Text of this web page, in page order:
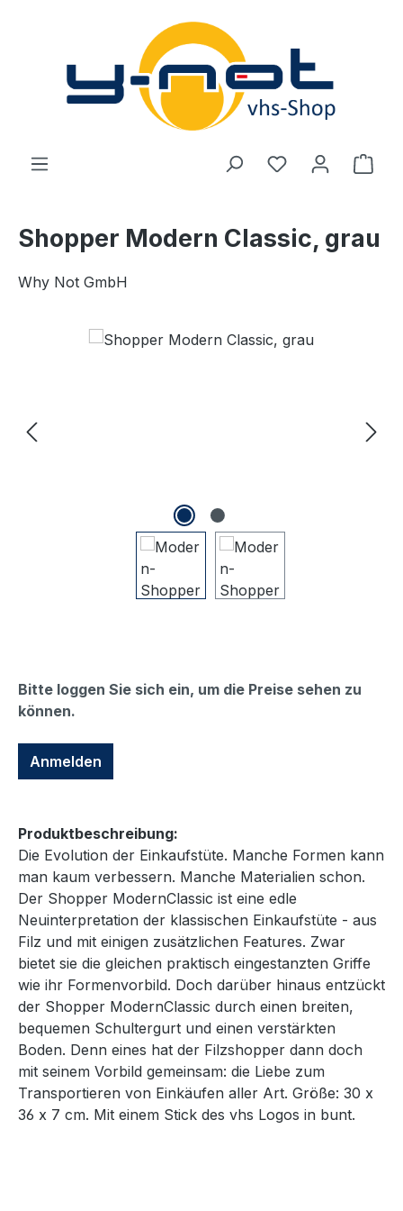
Zum Hauptinhalt springen
Du hast 0
Shopper Modern Classic, grau
Why Not GmbH
Bildergalerie überspringen
Bitte loggen Sie sich ein, um die Preise sehen zu
können.
Anmelden
Produktbeschreibung:
Die Evolution der Einkaufstüte. Manche Formen kann
man kaum verbessern. Manche Materialien schon.
Der Shopper ModernClassic ist eine edle
Neuinterpretation der klassischen Einkaufstüte - aus
Filz und mit einigen zusätzlichen Features. Zwar
bietet sie die gleichen praktisch eingestanzten Griffe
wie ihr Formenvorbild. Doch darüber hinaus entzückt
der Shopper ModernClassic durch einen breiten,
bequemen Schultergurt und einen verstärkten
Boden. Denn eines hat der Filzshopper dann doch
mit seinem Vorbild gemeinsam: die Liebe zum
Transportieren von Einkäufen aller Art. Größe: 30 x
36 x 7 cm. Mit einem Stick des vhs Logos in bunt.